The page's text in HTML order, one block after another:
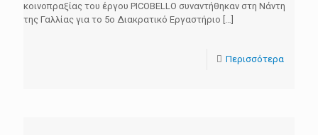
κοινοπραξίας του έργου PICOBELLO συναντήθηκαν στη Νάντη
της Γαλλίας για το 5ο Διακρατικό Εργαστήριο […]
Περισσότερα